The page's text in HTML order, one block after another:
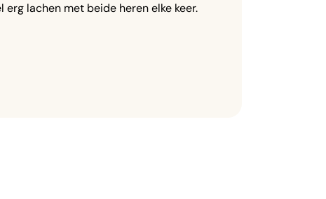
erg lachen met beide heren elke keer.